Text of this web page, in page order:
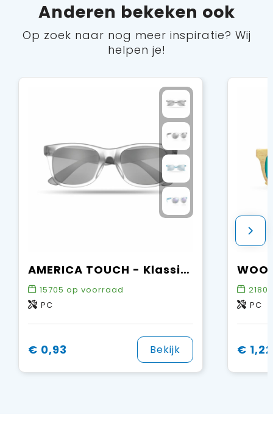
Anderen bekeken ook
Op zoek naar nog meer inspiratie? Wij
helpen je!
AMERICA TOUCH - Klassieke zonnebril
15705 op voorraad
PC
€ 0,93 Bekijk
21805
PC
€ 1,22